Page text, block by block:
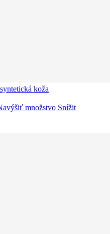
koža
množstvo Snížit